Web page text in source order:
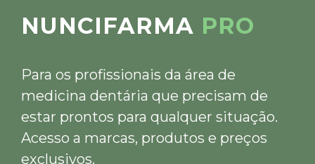
NUNCIFARMA PRO
Para os profissionais da área de
medicina dentária que precisam de
estar prontos para qualquer situação.
Acesso a marcas, produtos e preços
exclusivos.